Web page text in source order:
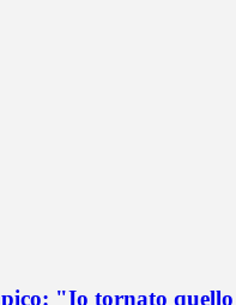
"Io tornato